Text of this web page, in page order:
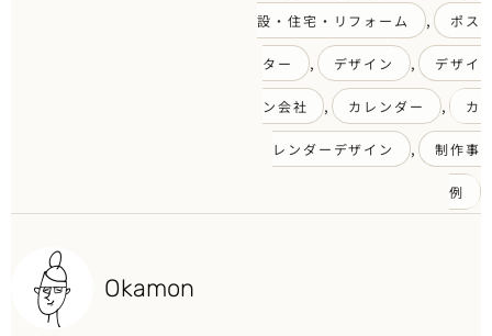
設・住宅・リフォーム , ポス
ター , デザイン , デザイ
ン会社 , カレンダー , カ
レンダーデザイン , 制作事
例
Okamon